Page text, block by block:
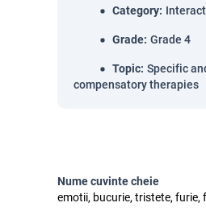
Category:
Grade: Grade 4
Topic: Specific
compensatory therapies
Nume cuvinte cheie
emotii, bucurie, tristete, furie,